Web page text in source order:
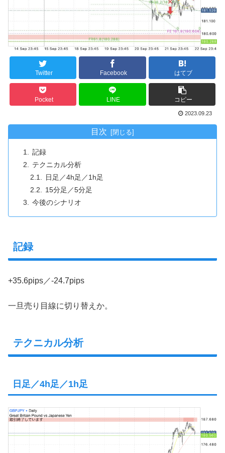
Twitter Facebook はてブ
Pocket LINE コピー
2023.09.23
目次
記録
テクニカル分析
日足／4h足／1h足
15分足／5分足
今後のシナリオ
記録
+35.6pips／-24.7pips
一旦売り目線に切り替えか。
テクニカル分析
日足／4h足／1h足